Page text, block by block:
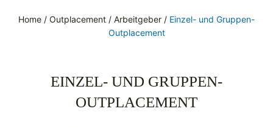
Home / Outplacement / Arbeitgeber / Einzel- und Gruppen-
Outplacement
EINZEL- UND GRUPPEN-
OUTPLACEMENT